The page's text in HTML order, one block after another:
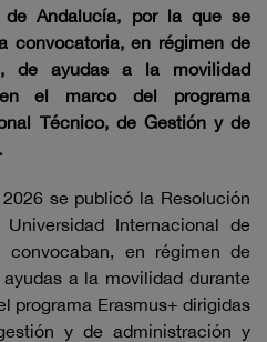
de Andalucía, por la que se
convocatoria, en régimen de
de ayudas a la movilidad
el marco del programa
Técnico, de Gestión y de
se publicó la Resolución
Internacional de
en régimen de
a la movilidad durante
programa Erasmus+ dirigidas
y de administración y